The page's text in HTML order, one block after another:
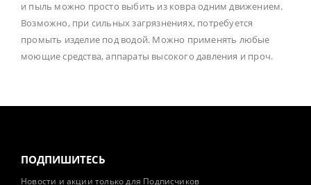
и пыль можно просто выбить из ковра одним движением.
Возможно, при сильных загрязнениях, потребуется
промыть изделие под водой. Можно применять любые
моющие средства, аппараты высокого давления и проч.
ПОДПИШИТЕСЬ
Новости и акции только для Подписчиков